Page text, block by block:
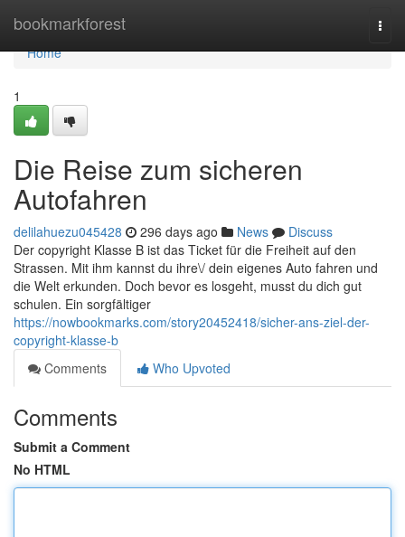
bookmarkforest
Home
Home
1
Die Reise zum sicheren
Autofahren
delilahuezu045428 296 days ago News
Discuss
Der copyright Klasse B ist das Ticket für die Freiheit auf den
Strassen. Mit ihm kannst du ihre\/ dein eigenes Auto fahren und
die Welt erkunden. Doch bevor es losgeht, musst du dich gut
schulen. Ein sorgfältiger
https://nowbookmarks.com/story20452418/sicher-ans-ziel-der-
copyright-klasse-b
Comments
Who Upvoted
Comments
Submit a Comment
No HTML